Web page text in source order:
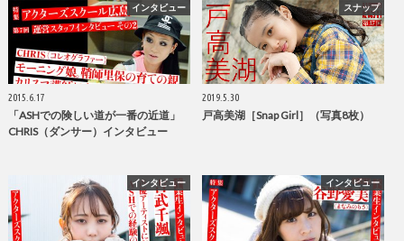
インタビュー
2015.6.17
「ASHでの険しい道が一番の近道」
CHRIS（ダンサー）インタビュー
スナップ
2019.5.30
戸高美湖［Snap Girl］（写真8枚）
インタビュー インタビュー